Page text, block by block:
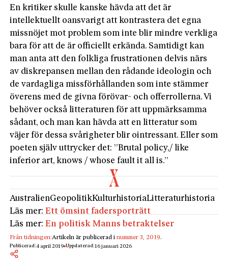
En kritiker skulle kanske hävda att det är
intellektuellt oansvarigt att kontrastera det egna
missnöjet mot problem som inte blir mindre verkliga
bara för att de är officiellt erkända. Samtidigt kan
man anta att den folkliga frustrationen delvis närs
av diskrepansen mellan den rådande ideologin och
de vardagliga missförhållanden som inte stämmer
överens med de givna förövar- och offerrollerna. Vi
behöver också litteraturen för att uppmärksamma
sådant, och man kan hävda att en litteratur som
väjer för dessa svårigheter blir ointressant. Eller som
poeten själv uttrycker det: ”Brutal policy,/ like
inferior art, knows / whose fault it all is.”
AustralienGeopolitikKulturhistoriaLitteraturhistoria
Läs mer:Ett ömsint fadersporträtt
Läs mer:En politisk Manns betraktelser
Från tidningen:Artikeln är publicerad inummer 3, 2019.
Publicerad:4 april 2019 Uppdaterad:16 januari 2026